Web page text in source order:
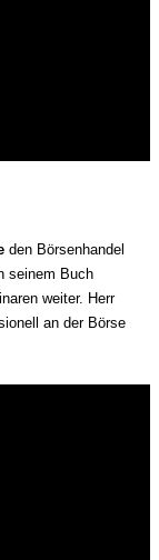
den Börsenhandel
seinem Buch
weiter. Herr
an der Börse